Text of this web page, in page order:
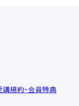
講規約・会員特典